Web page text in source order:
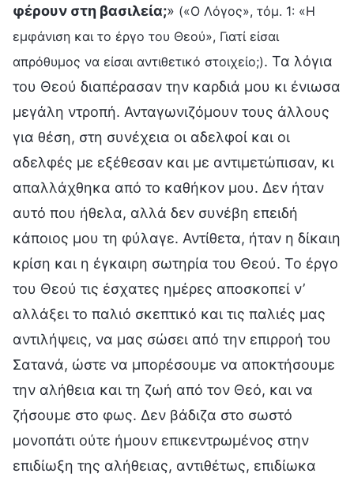
φέρουν στη βασιλεία;» («Ο Λόγος», τόμ. 1: «Η
εμφάνιση και το έργο του Θεού», Γιατί είσαι
απρόθυμος να είσαι αντιθετικό στοιχείο;). Τα λόγια
του Θεού διαπέρασαν την καρδιά μου κι ένιωσα
μεγάλη ντροπή. Ανταγωνιζόμουν τους άλλους
για θέση, στη συνέχεια οι αδελφοί και οι
αδελφές με εξέθεσαν και με αντιμετώπισαν, κι
απαλλάχθηκα από το καθήκον μου. Δεν ήταν
αυτό που ήθελα, αλλά δεν συνέβη επειδή
κάποιος μου τη φύλαγε. Αντίθετα, ήταν η δίκαιη
κρίση και η έγκαιρη σωτηρία του Θεού. Το έργο
του Θεού τις έσχατες ημέρες αποσκοπεί ν’
αλλάξει το παλιό σκεπτικό και τις παλιές μας
αντιλήψεις, να μας σώσει από την επιρροή του
Σατανά, ώστε να μπορέσουμε να αποκτήσουμε
την αλήθεια και τη ζωή από τον Θεό, και να
ζήσουμε στο φως. Δεν βάδιζα στο σωστό
μονοπάτι ούτε ήμουν επικεντρωμένος στην
επιδίωξη της αλήθειας, αντιθέτως, επιδίωκα